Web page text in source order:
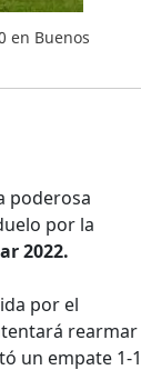
en Buenos
poderosa
por la
2022.
por el
rearmar
un empate 1-1